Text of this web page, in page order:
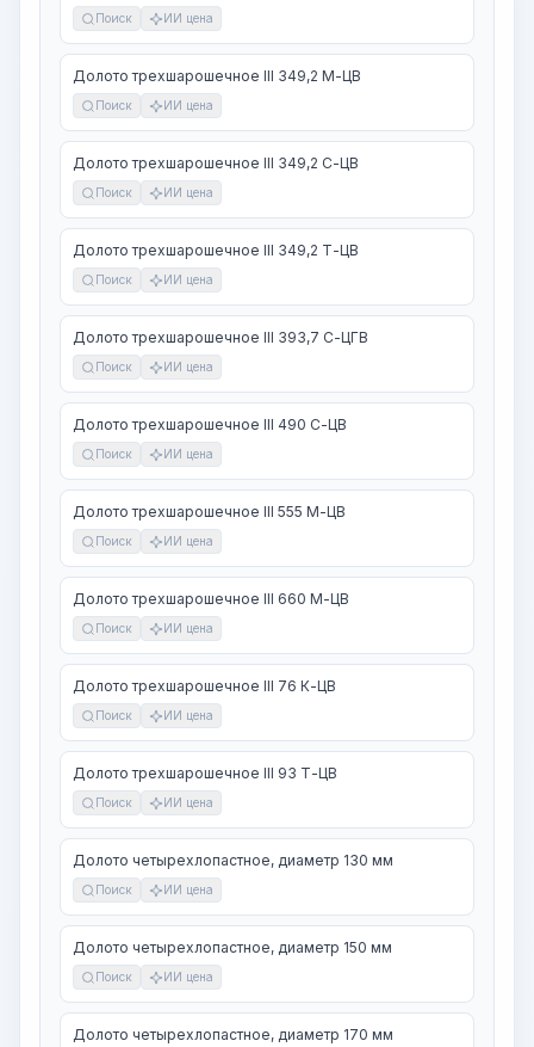
Поиск ИИ цена
Долото трехшарошечное III 349,2 М-ЦВ
Поиск ИИ цена
Долото трехшарошечное III 349,2 С-ЦВ
Поиск ИИ цена
Долото трехшарошечное III 349,2 Т-ЦВ
Поиск ИИ цена
Долото трехшарошечное III 393,7 С-ЦГВ
Поиск ИИ цена
Долото трехшарошечное III 490 С-ЦВ
Поиск ИИ цена
Долото трехшарошечное III 555 М-ЦВ
Поиск ИИ цена
Долото трехшарошечное III 660 М-ЦВ
Поиск ИИ цена
Долото трехшарошечное III 76 К-ЦВ
Поиск ИИ цена
Долото трехшарошечное III 93 Т-ЦВ
Поиск ИИ цена
Долото четырехлопастное, диаметр 130 мм
Поиск ИИ цена
Долото четырехлопастное, диаметр 150 мм
Поиск ИИ цена
Долото четырехлопастное, диаметр 170 мм